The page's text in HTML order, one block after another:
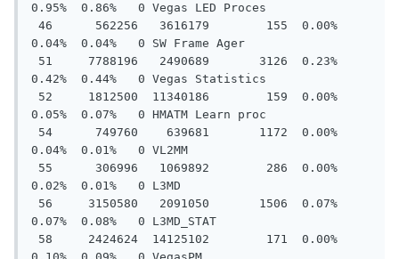
0.95%  0.86%   0 Vegas LED Proces
0.04%  0.04%   0 SW Frame Ager
0.42%  0.44%   0 Vegas Statistics
0.05%  0.07%   0 HMATM Learn proc
0.04%  0.01%   0 VL2MM
0.02%  0.01%   0 L3MD
0.07%  0.08%   0 L3MD_STAT